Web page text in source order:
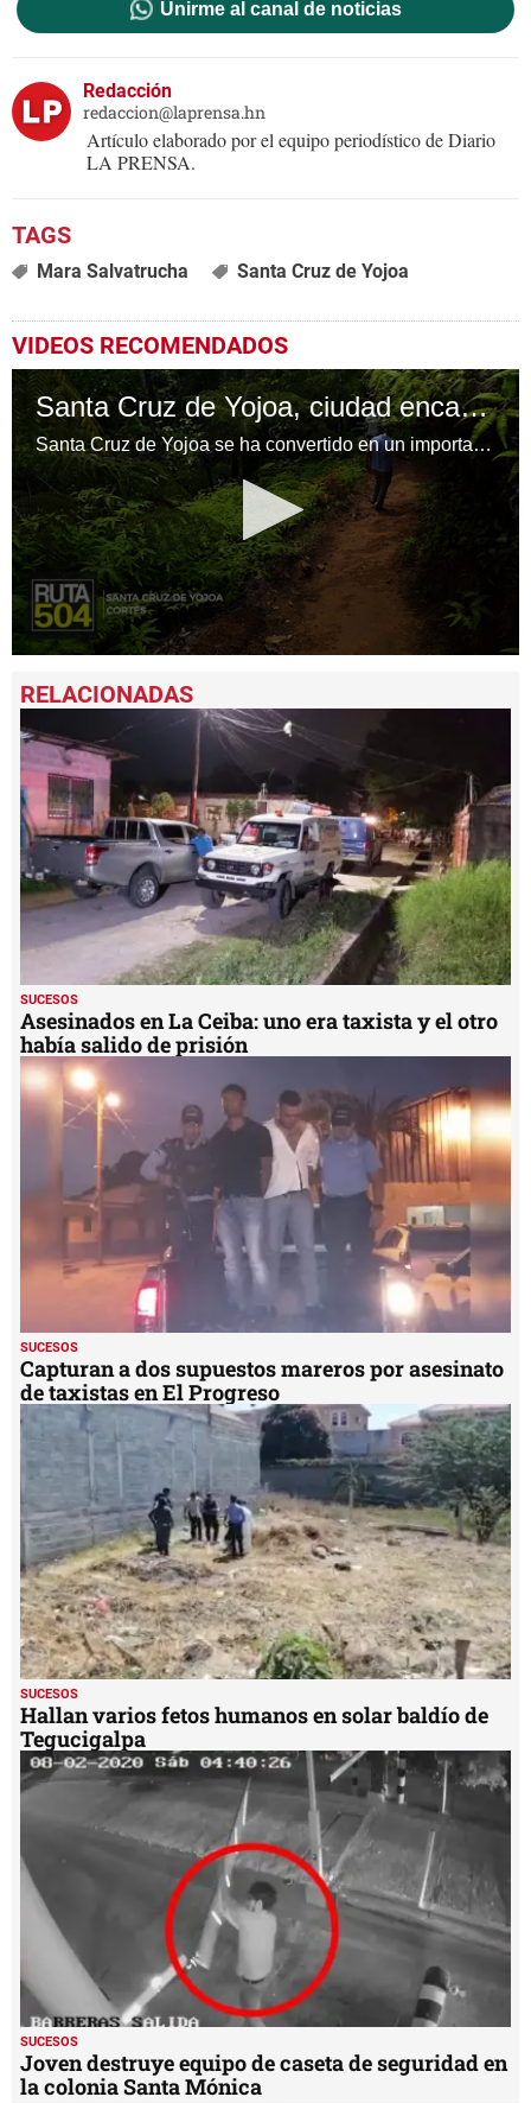
Unirme al canal de noticias
Redacción
redaccion@laprensa.hn
Artículo elaborado por el equipo periodístico de Diario
LA PRENSA.
Mara Salvatrucha Santa Cruz de Yojoa
VIDEOS RECOMENDADOS
Santa Cruz de Yojoa, ciudad encantadora
Santa Cruz de Yojoa se ha convertido en un importante destino turístico.
seconds
of
minute,
20
seconds
SUCESOS
Asesinados en La Ceiba: uno era taxista y el otro
había salido de prisión
SUCESOS
Capturan a dos supuestos mareros por asesinato
de taxistas en El Progreso
SUCESOS
Hallan varios fetos humanos en solar baldío de
Tegucigalpa
SUCESOS
Joven destruye equipo de caseta de seguridad en
la colonia Santa Mónica